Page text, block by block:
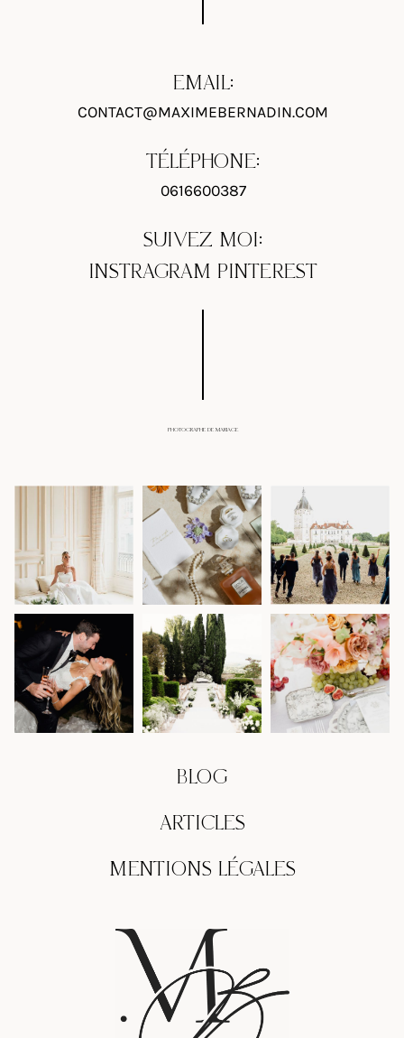
EMAIL:
CONTACT@MAXIMEBERNADIN.COM
TÉLÉPHONE:
0616600387
SUIVEZ MOI:
INSTRAGRAM PINTEREST
PHOTOGRAPHE DE MARIAGE
BLOG
ARTICLES
MENTIONS LÉGALES